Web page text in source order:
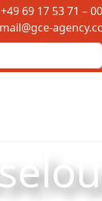
+49 69 17 53 71 – 00
mail@gce-